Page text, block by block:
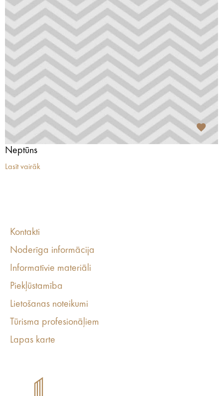
Neptūns
Lasīt vairāk
Kontakti
Noderīga informācija
Informatīvie materiāli
Piekļūstamība
Lietošanas noteikumi
Tūrisma profesionāļiem
Lapas karte